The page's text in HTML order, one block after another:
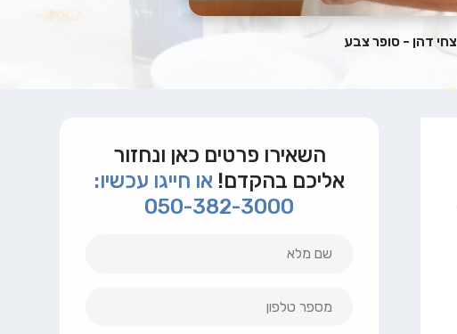
צחי דהן - סופר צבע
השאירו פרטים כאן ונחזור
אליכם בהקדם! או חייגו עכשיו:
050-382-3000